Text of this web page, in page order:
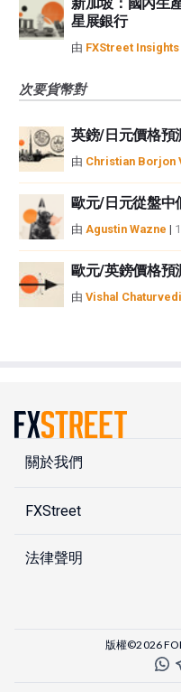
星展銀行
由 FXStreet Insights
次要貨幣對
英鎊/日元價格預
由 Christian Borjon
歐元/日元從盤中
由 Agustin Wazne |
歐元/英鎊價格預
由 Vishal Chaturvedi
關於我們
FXStreet
法律聲明
版權©2026